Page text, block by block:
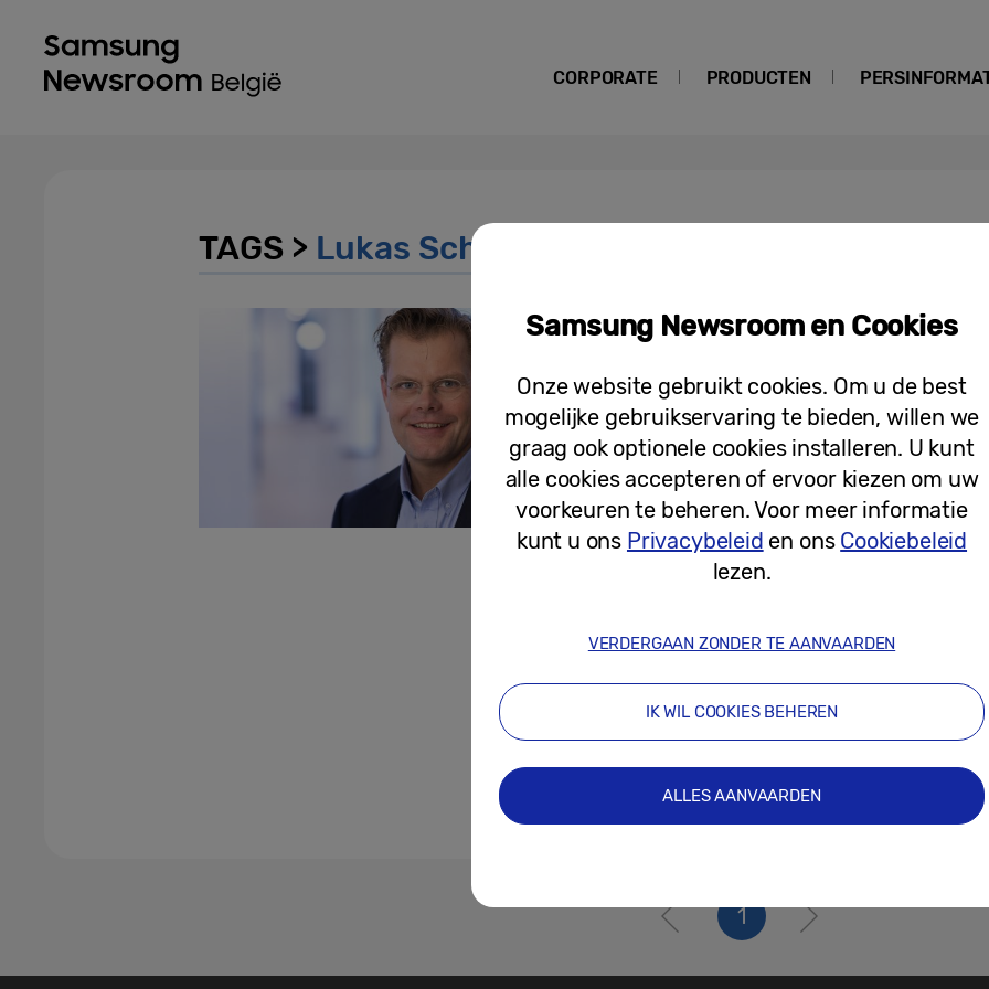
CORPORATE PRODUCTEN
TAGS > Lukas Schmeink
Persberichten
Goed voorgaan doet goed volgen:
bedrijfsrestaurant
05-07-2019
1
Samsung Newsroom en Cookies
Onze website gebruikt cookies. Om u de best
mogelijke gebruikservaring te bieden, willen we
graag ook optionele cookies installeren. U kunt
alle cookies accepteren of ervoor kiezen om uw
voorkeuren te beheren. Voor meer informatie
kunt u ons Privacybeleid en ons Cookiebeleid
lezen.
VERDERGAAN ZONDER TE AANVAARDEN
IK WIL COOKIES BEHEREN
ALLES AANVAARDEN